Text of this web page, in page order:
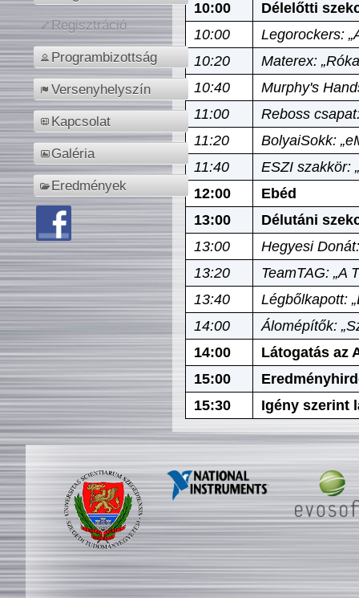
Regisztráció
Programbizottság
Versenyhelyszín
Kapcsolat
Galéria
Eredmények
10:00
Délelőtti
10:00
Legorockers:
10:20
Materex:
10:40
Murphy's
11:00
Reboss
11:20
BolyaiSokk:
11:40
ESZI szakkör:
12:00
Ebéd
13:00
Délutáni
13:00
Hegyesi
13:20
TeamTAG: „A
13:40
Légbőlkapott:
14:00
Álomépítők:
14:00
Látogatás az
15:00
15:30
Igény szerint